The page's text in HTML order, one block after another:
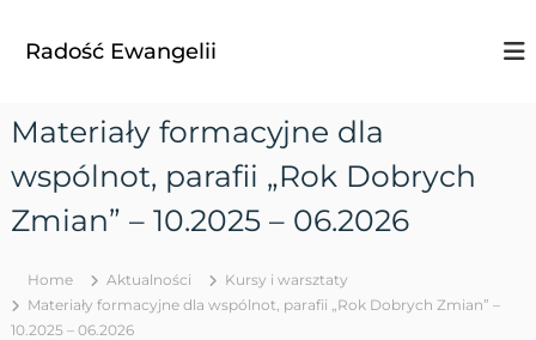
Radość Ewangelii
Materiały formacyjne dla
wspólnot, parafii „Rok Dobrych
Zmian” – 10.2025 – 06.2026
Home Aktualności
Kursy i warsztaty
Materiały formacyjne dla wspólnot, parafii „Rok Dobrych Zmian” –
10.2025 – 06.2026